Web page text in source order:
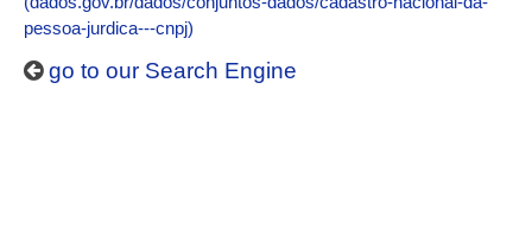
pessoa-jurdica---cnpj)
go to our Search Engine